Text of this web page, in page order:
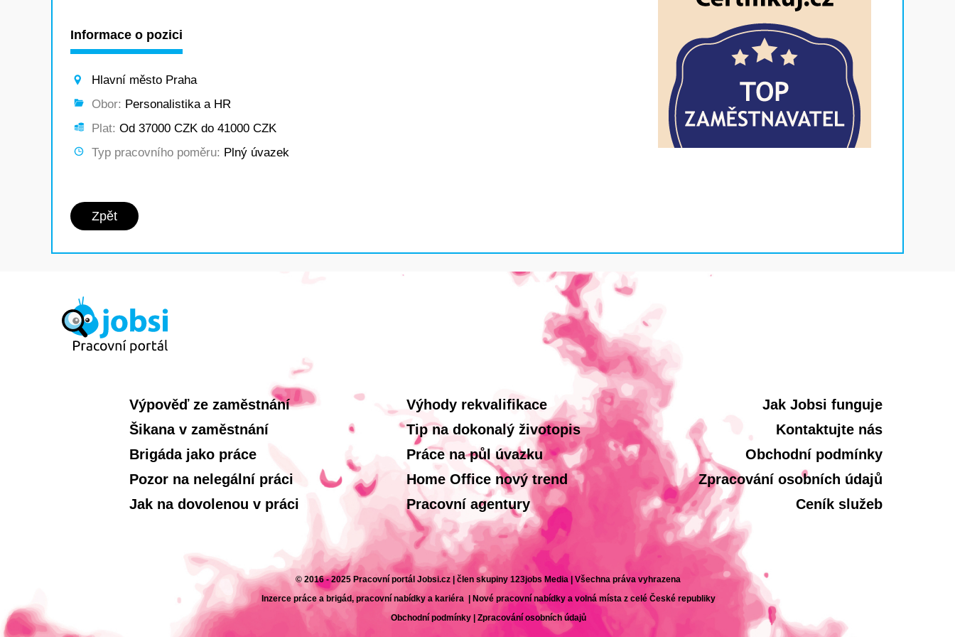
Informace o pozici
Hlavní město Praha
Obor: Personalistika a HR
Plat: Od 37000 CZK do 41000 CZK
Typ pracovního poměru: Plný úvazek
Zpět
Výpověď ze zaměstnání
Šikana v zaměstnání
Brigáda jako práce
Pozor na nelegální práci
Jak na dovolenou v práci
Výhody rekvalifikace
Tip na dokonalý životopis
Práce na půl úvazku
Home Office nový trend
Pracovní agentury
Jak Jobsi funguje
Kontaktujte nás
Obchodní podmínky
Zpracování osobních údajů
Ceník služeb
© 2016 - 2025 Pracovní portál Jobsi.cz | člen skupiny 123jobs Media | Všechna práva vyhrazena
Inzerce práce a brigád, pracovní nabídky a kariéra | Nové pracovní nabídky a volná místa z celé České republiky
Obchodní podmínky| Zpracování osobních údajů